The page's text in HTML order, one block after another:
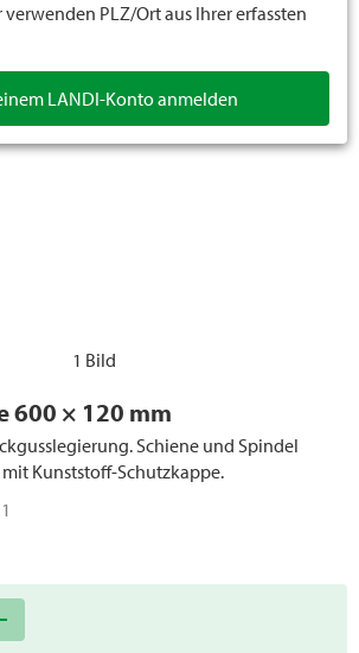
1 Bild
600 × 120 mm
Schiene und Spindel
Kunststoff-Schutzkappe.
/ Werkzeuge
PLZ/Ort aus Ihrer erfassten
LANDI-Konto anmelden